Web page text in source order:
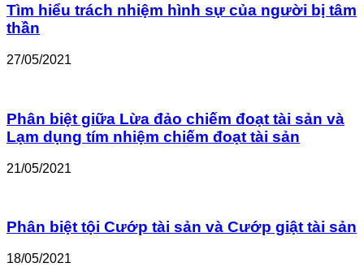
Tìm hiểu trách nhiệm hình sự của người bị tâm
thần
27/05/2021
Phân biệt giữa Lừa đảo chiếm đoạt tài sản và
Lạm dụng tím nhiệm chiếm đoạt tài sản
21/05/2021
Phân biệt tội Cướp tài sản và Cướp giật tài sản
18/05/2021